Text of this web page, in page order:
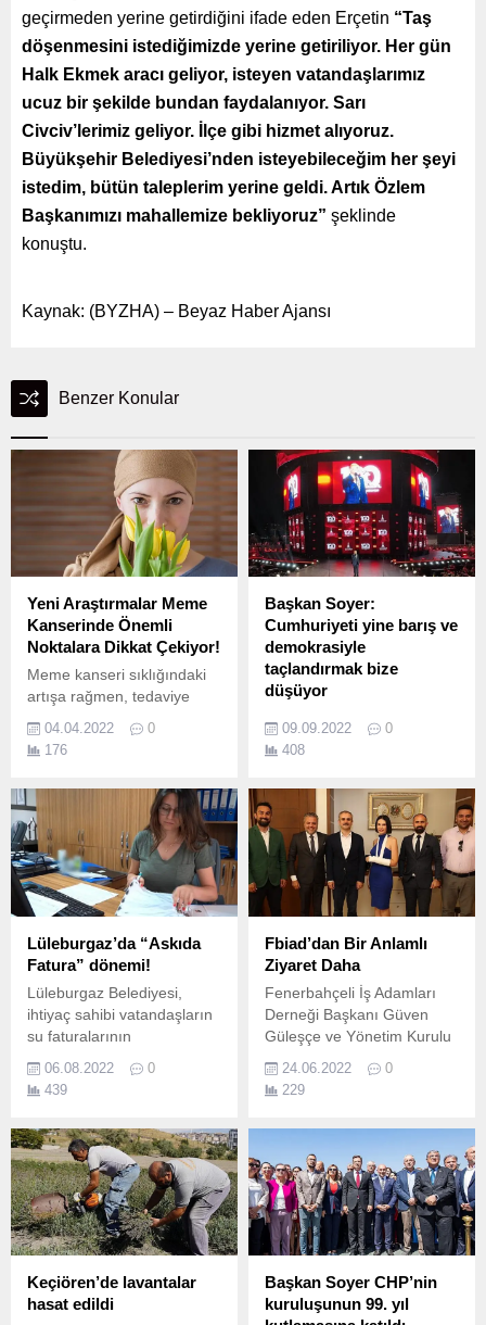
geçirmeden yerine getirdiğini ifade eden Erçetin “Taş
döşenmesini istediğimizde yerine getiriliyor. Her gün
Halk Ekmek aracı geliyor, isteyen vatandaşlarımız
ucuz bir şekilde bundan faydalanıyor. Sarı
Civciv’lerimiz geliyor. İlçe gibi hizmet alıyoruz.
Büyükşehir Belediyesi’nden isteyebileceğim her şeyi
istedim, bütün taleplerim yerine geldi. Artık Özlem
Başkanımızı mahallemize bekliyoruz” şeklinde
konuştu.
Kaynak: (BYZHA) – Beyaz Haber Ajansı
Benzer Konular
Yeni Araştırmalar Meme
Kanserinde Önemli
Noktalara Dikkat Çekiyor!
Meme kanseri sıklığındaki
artışa rağmen, tedaviye
yönelik yeni gelişmelerle
yaşam süresi ve kalitesinde
artış görüldüğünü söyleyen
04.04.2022
0
176
Başkan Soyer:
Cumhuriyeti yine barış ve
demokrasiyle
taçlandırmak bize
düşüyor
İzmir'in kurtuluşunun
yüzüncü yılında tarihi gece
CHP Genel Başkanı Kemal
İzmir'in kurtuluşunun 100.
09.09.2022
0
408
Lüleburgaz’da “Askıda
Fatura” dönemi!
Lüleburgaz Belediyesi,
ihtiyaç sahibi vatandaşların
su faturalarının
ruhunu yaşatması için
“Askıda Fatura”
06.08.2022
0
439
Fbiad’dan Bir Anlamlı
Ziyaret Daha
Fenerbahçeli İş Adamları
Derneği Başkanı Güven
Güleşçe ve Yönetim Kurulu
Başkanı Bünyamin Çiftçi’ yi
makamında ziyaret ettiler.
24.06.2022
0
229
Keçiören’de lavantalar
hasat edildi
Başkan Soyer CHP’nin
kuruluşunun 99. yıl